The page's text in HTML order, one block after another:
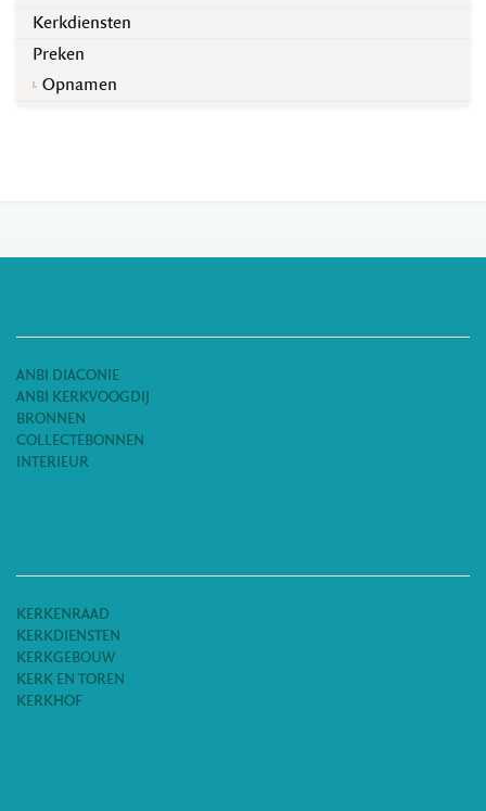
Kerkdiensten
Preken
Opnamen
ANBI DIACONIE
ANBI KERKVOOGDIJ
BRONNEN
COLLECTEBONNEN
INTERIEUR
KERKENRAAD
KERKDIENSTEN
KERKGEBOUW
KERK EN TOREN
KERKHOF